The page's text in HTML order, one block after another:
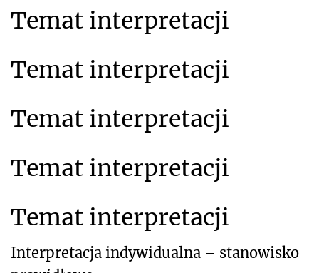
Temat interpretacji
Temat interpretacji
Temat interpretacji
Temat interpretacji
Temat interpretacji
Interpretacja indywidualna – stanowisko